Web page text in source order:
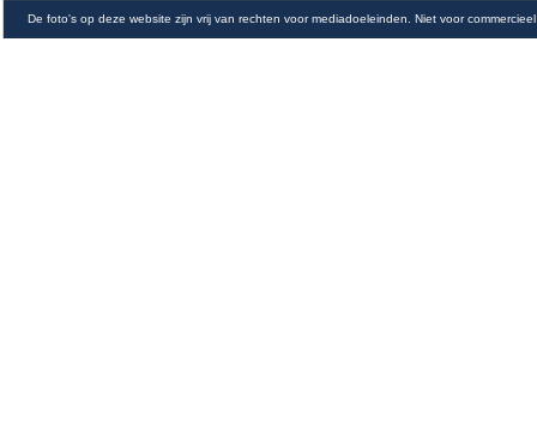
De foto's op deze website zijn vrij van rechten voor mediadoeleinden. Niet voor